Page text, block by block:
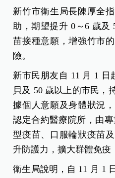
新竹市衛生局長陳厚全
助，期望提升 0～6 歲及
苗接種意願，增強竹市
險。
新市民朋友自 11 月 1 日
貝及 50 歲以上的市民，
據個人意願及身體狀況
認定合約醫療院所，由
型疫苗、口服輪狀疫苗
升防護力，擴大群體免疫
衛生局說明，自 11 月 1